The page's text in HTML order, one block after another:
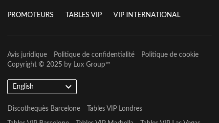
PROMOTEURS TABLES VIP VIP INTERNATIONAL
Avis juridique Politique de confidentialité
Politique de cookie
Copyright © 2025 by Lux Group™
English
Discothequès Barcelone Tables VIP Londres